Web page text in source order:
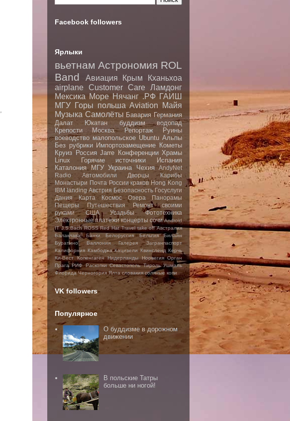
Facebook followers
Ярлыки
вьетнам Астрономия ROL
Band
Авиация Крым
Кханьхоа
airplane
Customer Care Ламдонг
Мексика Море Нячанг .РФ ГАИШ
МГУ Горы польша Aviation
Майя
Музыка Самолёты Бавария Германия
Далат
Юкатан буддизм
водопад
Крепости
Москва Репортаж
Руины
воеводство малопольское Ubuntu Альпы
Без рубрики Импортозамещение Кометы
Круиз Россия Jarre Конференции Храмы
Linux
Горячие источники
Испания
Каталония
МГУ Украина Чехия
AndyNet
Radio
Автомобили Дворцы
Карибы
Монастыри Почта России краков Hong Kong
IBM landing Австрия Безопасность Госуслуги
Дания
Карта Космос Озера
Панорамы
Пещеры
Путешествия
Ремонт своими
руками
США Усадьбы
Фототехника
Электронные платежи концерты сочи Android
IT J.S.Bach ROSS Red Hat Travel take off Австралия
Балаклава
Банки Белоруссия Бельгия
Билайн
Буратино
Валлония Галерея
Загранпаспорт
Калифорния Камбоджа Кацивели Квинсленд Керчь
Ки-Вест Копенгаген Нидерланды Норвегия Орган
Прага РИФ Раскопки Севастополь Тироль Ушмаль
Флорида Черногория Ялта словакия соляные копи
VK followers
Популярное
О буддизме в дорожном
движении
В польские Татры
больше ни ногой!